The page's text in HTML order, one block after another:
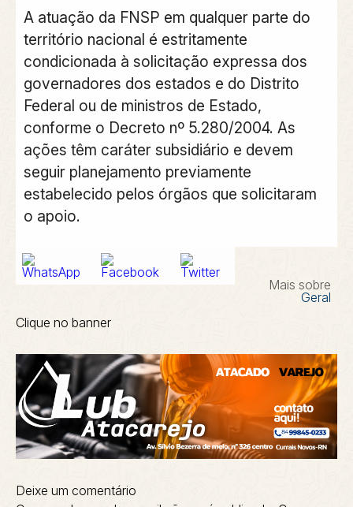
A atuação da FNSP em qualquer parte do
território nacional é estritamente
condicionada à solicitação expressa dos
governadores dos estados e do Distrito
Federal ou de ministros de Estado,
conforme o Decreto nº 5.280/2004. As
ações têm caráter subsidiário e devem
seguir planejamento previamente
estabelecido pelos órgãos que solicitaram
o apoio.
Mais sobre
Geral
Clique no banner
Deixe um comentário